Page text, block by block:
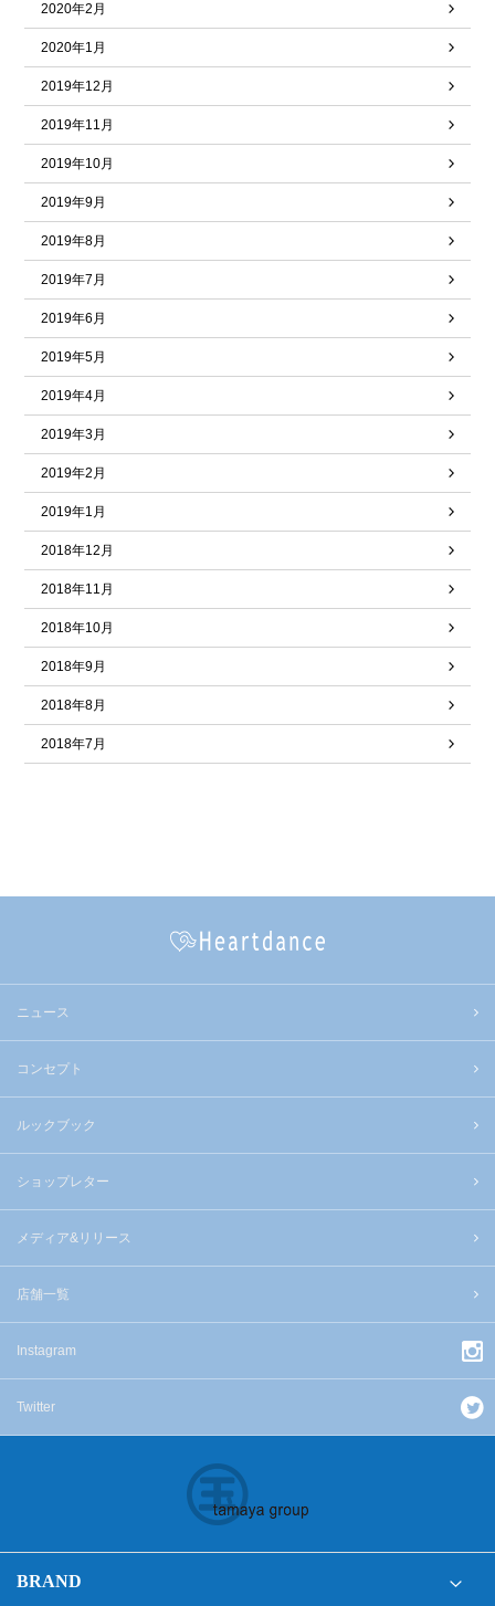
2020年2月
2020年1月
2019年12月
2019年11月
2019年10月
2019年9月
2019年8月
2019年7月
2019年6月
2019年5月
2019年4月
2019年3月
2019年2月
2019年1月
2018年12月
2018年11月
2018年10月
2018年9月
2018年8月
2018年7月
ニュース
コンセプト
ルックブック
ショップレター
メディア&リリース
店舗一覧
Instagram
Twitter
BRAND